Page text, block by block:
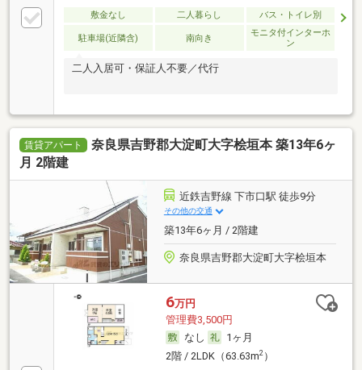
敷金なし 二人暮らし バス・トイレ別
駐車場(近隣含) 南向き
モニタ付インターホ
ン
二人入居可・保証人不要／代行
賃貸アパート
奈良県吉野郡大淀町大字桧垣本 築13年6ヶ
月 2階建
近鉄吉野線 下市口駅 徒歩9分
その他の交通
築13年6ヶ月 / 2階建
奈良県吉野郡大淀町大字桧垣本
6万円
管理費3,500円
なし
1ヶ月
2階 / 2LDK（63.63m2）